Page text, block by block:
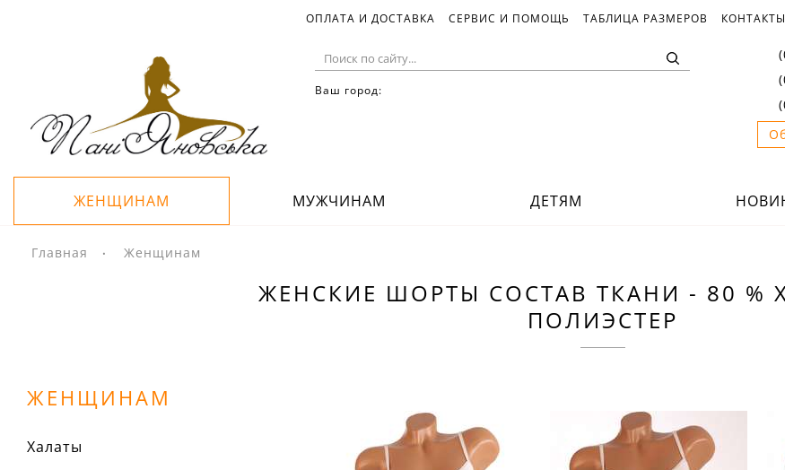
ОПЛАТА И ДОСТАВКА СЕРВИС И ПОМОЩЬ ТАБЛИЦА РАЗМЕРОВ КОНТАКТЫ
Ваш город:
ЖЕНЩИНАМ МУЖЧИНАМ ДЕТЯМ
Главная Женщинам
ЖЕНСКИЕ ШОРТЫ СОСТАВ ТКАНИ - 80 %
ПОЛИЭСТЕР
ЖЕНЩИНАМ
Халаты